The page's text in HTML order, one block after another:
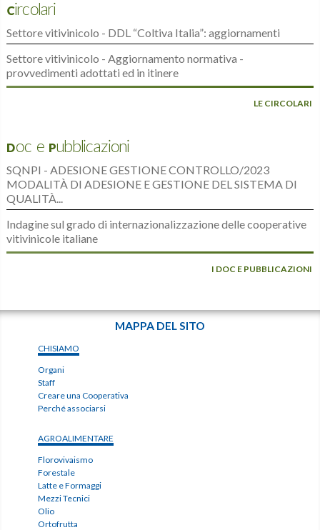
Circolari
Settore vitivinicolo - DDL “Coltiva Italia”: aggiornamenti
Settore vitivinicolo - Aggiornamento normativa -
provvedimenti adottati ed in itinere
LE CIRCOLARI
Doc e Pubblicazioni
SQNPI - ADESIONE GESTIONE CONTROLLO/2023
MODALITÀ DI ADESIONE E GESTIONE DEL SISTEMA DI
QUALITÀ...
Indagine sul grado di internazionalizzazione delle cooperative
vitivinicole italiane
I DOC E PUBBLICAZIONI
MAPPA DEL SITO
CHISIAMO
Organi
Staff
Creare una Cooperativa
Perché associarsi
AGROALIMENTARE
Florovivaismo
Forestale
Latte e Formaggi
Mezzi Tecnici
Olio
Ortofrutta